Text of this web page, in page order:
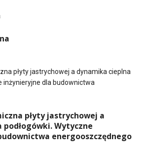
płyty jastrychowej a
Wytyczne
energooszczędnego